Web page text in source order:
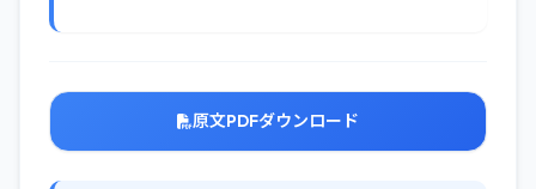
原文PDFダウンロード